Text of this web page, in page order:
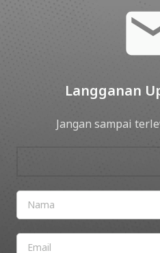
Langganan
Jangan sampai